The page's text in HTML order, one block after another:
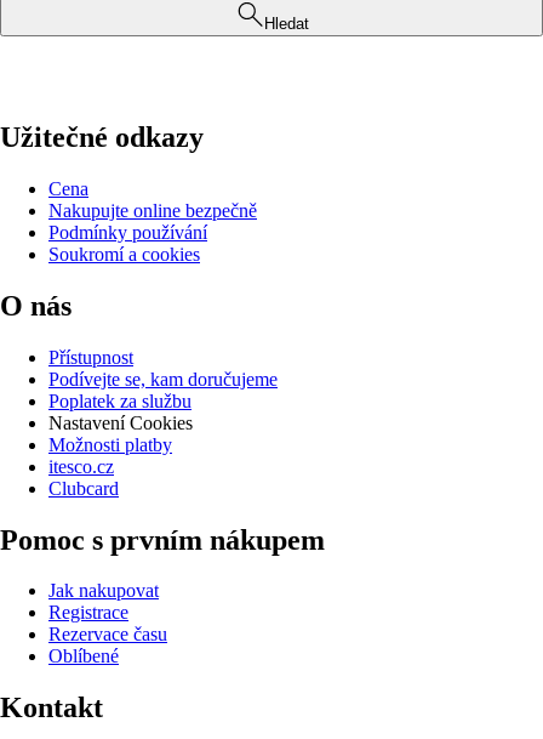
Hledat
Užitečné odkazy
Cena
Nakupujte online bezpečně
Podmínky používání
Soukromí a cookies
O nás
Přístupnost
Podívejte se, kam doručujeme
Poplatek za službu
Nastavení Cookies
Možnosti platby
itesco.cz
Clubcard
Pomoc s prvním nákupem
Jak nakupovat
Registrace
Rezervace času
Oblíbené
Kontakt